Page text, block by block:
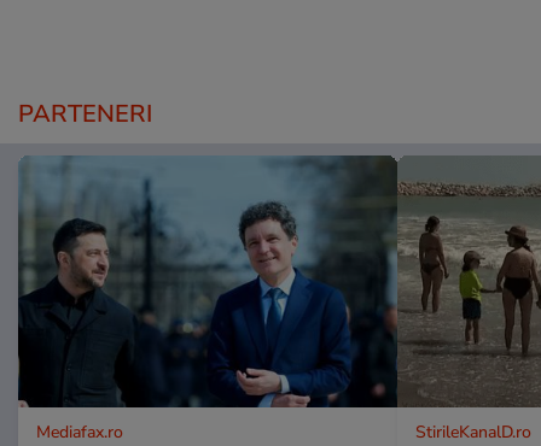
PARTENERI
Mediafax.ro StirileKanalD.ro